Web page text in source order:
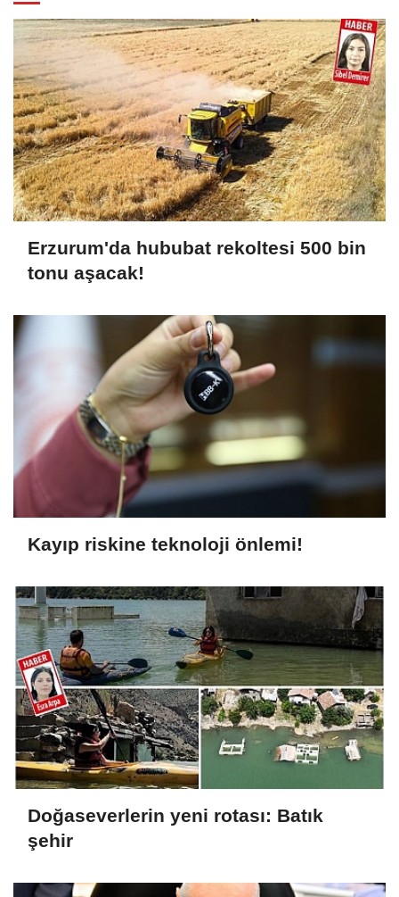
Erzurum'da hububat rekoltesi 500 bin
tonu aşacak!
Kayıp riskine teknoloji önlemi!
Doğaseverlerin yeni rotası: Batık
şehir